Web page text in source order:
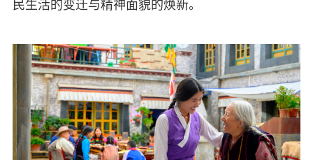
民生活的变迁与精神面貌的焕新。